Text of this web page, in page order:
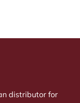
distributor for